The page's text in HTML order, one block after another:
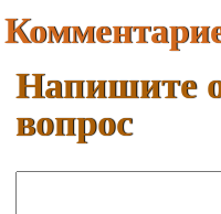
Напишите
вопрос